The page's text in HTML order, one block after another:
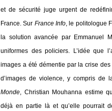
et de sécurité juge urgent de
France. Sur France Info, le politologue
la solution avancée par Emmanuel
uniformes des policiers. L’idée que
images a été démentie par la crise
d’images de violence, y compris de
Monde, Christian Mouhanna estime
déjà en partie là et qu’elle pourrait